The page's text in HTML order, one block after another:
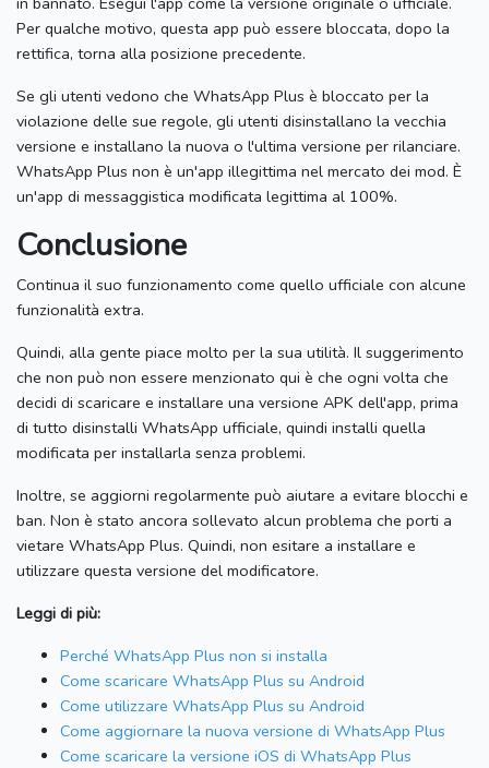
Per qualche motivo, questa app può essere bloccata, dopo la
rettifica, torna alla posizione precedente.
Se gli utenti vedono che WhatsApp Plus è bloccato per la
violazione delle sue regole, gli utenti disinstallano la vecchia
versione e installano la nuova o l'ultima versione per rilanciare.
WhatsApp Plus non è un'app illegittima nel mercato dei mod. È
un'app di messaggistica modificata legittima al 100%.
Conclusione
Continua il suo funzionamento come quello ufficiale con alcune
funzionalità extra.
Quindi, alla gente piace molto per la sua utilità. Il suggerimento
che non può non essere menzionato qui è che ogni volta che
decidi di scaricare e installare una versione APK dell'app, prima
di tutto disinstalli WhatsApp ufficiale, quindi installi quella
modificata per installarla senza problemi.
Inoltre, se aggiorni regolarmente può aiutare a evitare blocchi e
ban. Non è stato ancora sollevato alcun problema che porti a
vietare WhatsApp Plus. Quindi, non esitare a installare e
utilizzare questa versione del modificatore.
Leggi di più:
Perché WhatsApp Plus non si installa
Come scaricare WhatsApp Plus su Android
Come utilizzare WhatsApp Plus su Android
Come aggiornare la nuova versione di WhatsApp Plus
Come scaricare la versione iOS di WhatsApp Plus